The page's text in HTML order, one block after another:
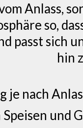
Anlass,
so,
passt sich
hin
je nach
und